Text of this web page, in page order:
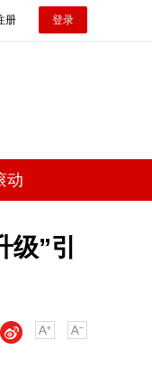
册 登录
动
”引